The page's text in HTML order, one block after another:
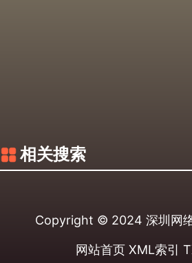
相关搜索
Copyright © 2024 深圳网
网站首页 XML索引